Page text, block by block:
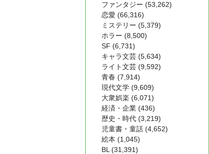
ファンタジー (53,262)
恋愛 (66,316)
ミステリー (5,379)
ホラー (8,500)
SF (6,731)
キャラ文芸 (5,634)
ライト文芸 (9,592)
青春 (7,914)
現代文学 (9,609)
大衆娯楽 (6,071)
経済・企業 (436)
歴史・時代 (3,219)
児童書・童話 (4,652)
絵本 (1,045)
BL (31,391)